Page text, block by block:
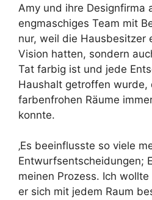
Amy und ihre Designfirma
engmaschiges Team mit
nur, weil die Hausbesitzer
Vision hatten, sondern
Tat farbig ist und jede
Haushalt getroffen wurde,
farbenfrohen Räume
konnte.
‚Es beeinflusste so viele
Entwurfsentscheidungen;
meinen Prozess. Ich
er sich mit jedem Raum